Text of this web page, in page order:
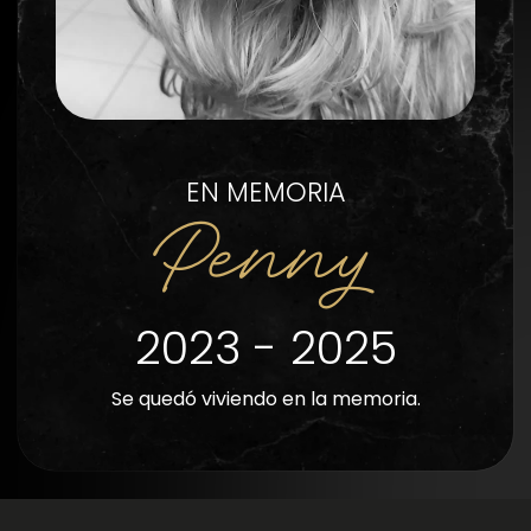
EN MEMORIA
Penny
2023 - 2025
Se quedó viviendo en la memoria.